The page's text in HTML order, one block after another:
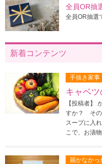
全員OR抽
全員OR抽選
新着コンテンツ
手抜き家事
キャベツ
【投稿者】
すか？ その
スープに入
こで、お漬
届かなかっ